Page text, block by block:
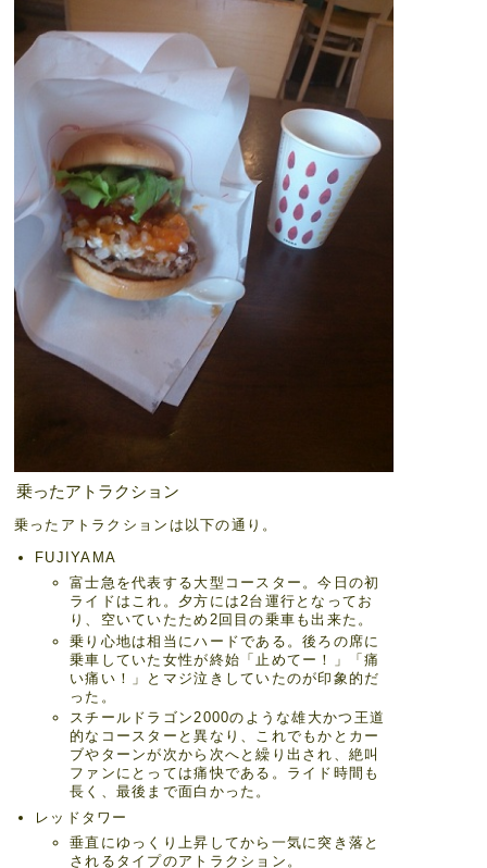
乗ったアトラクション
乗ったアトラクションは以下の通り。
FUJIYAMA
富士急を代表する大型コースター。今日の初
ライドはこれ。夕方には2台運行となってお
り、空いていたため2回目の乗車も出来た。
乗り心地は相当にハードである。後ろの席に
乗車していた女性が終始「止めてー！」「痛
い痛い！」とマジ泣きしていたのが印象的だ
った。
スチールドラゴン2000のような雄大かつ王道
的なコースターと異なり、これでもかとカー
ブやターンが次から次へと繰り出され、絶叫
ファンにとっては痛快である。ライド時間も
長く、最後まで面白かった。
レッドタワー
垂直にゆっくり上昇してから一気に突き落と
されるタイプのアトラクション。